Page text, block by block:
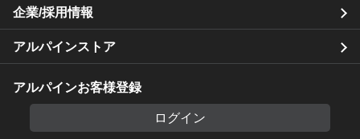
企業/採用情報
アルパインストア
アルパインお客様登録
ログイン